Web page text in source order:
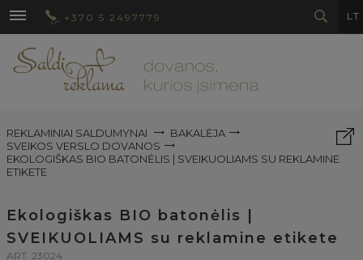
+370 5 2497779 LT
REKLAMINIAI SALDUMYNAI
BAKALĖJA
SVEIKOS VERSLO DOVANOS
EKOLOGIŠKAS BIO BATONĖLIS | SVEIKUOLIAMS SU REKLAMINE
ETIKETE
Ekologiškas BIO batonėlis |
SVEIKUOLIAMS su reklamine etikete
ART. 23024